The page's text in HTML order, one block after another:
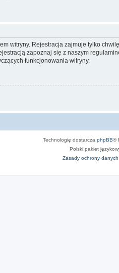
witryny. Rejestracja zajmuje tylko
zapoznaj się z naszym
funkcjonowania witryny.
Technologię dostarcza phpBB®
Polski pakiet
Zasady ochrony